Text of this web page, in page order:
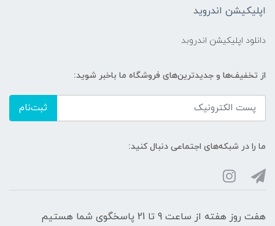
اپلیکیشن اندروید
دانلود اپلیکیشن اندروبد
از تخفیف‌ها و جدیدترین‌های فروشگاه ما باخبر شوید:
ثبت‌نام
ما را در شبکه‌های اجتماعی دنبال کنید:
هفت روز هفته از ساعت 9 تا 21 پاسخگوی شما هستیم